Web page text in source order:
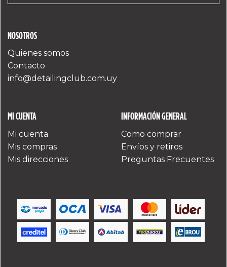
NOSOTROS
Quienes somos
Contacto
info@detailingclub.com.uy
MI CUENTA
Mi cuenta
Mis compras
Mis direcciones
INFORMACIÓN GENERAL
Como comprar
Envíos y retiros
Preguntas Frecuentes